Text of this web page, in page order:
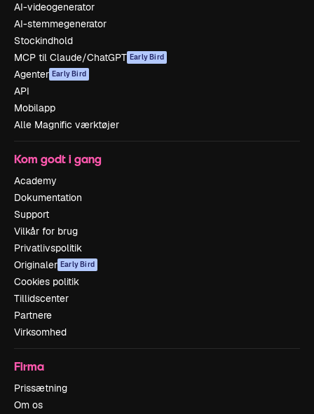
AI-videogenerator
AI-stemmegenerator
Stockindhold
MCP til Claude/ChatGPT Early Bird
Agenter Early Bird
API
Mobilapp
Alle Magnific værktøjer
Kom godt i gang
Academy
Dokumentation
Support
Vilkår for brug
Privatlivspolitik
Originaler Early Bird
Cookies politik
Tillidscenter
Partnere
Virksomhed
Firma
Prissætning
Om os